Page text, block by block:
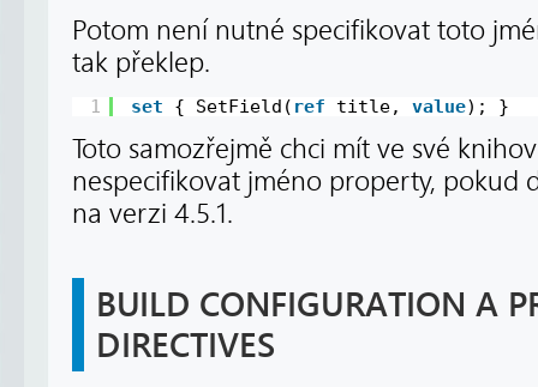
Potom není nutné specifikovat toto
tak překlep.
1 set { SetField( ref title, value); }
Toto samozřejmě chci mít ve své
nespecifikovat jméno property, pokud
na verzi 4.5.1.
BUILD CONFIGURATION A
DIRECTIVES